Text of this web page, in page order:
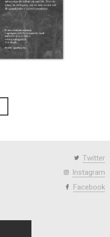
Twitter
Instagram
Facebook